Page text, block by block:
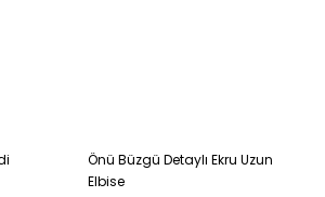
Önü Büzgü Detaylı Ekru Uzun
Elbise